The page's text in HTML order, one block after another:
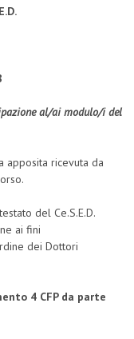
al/ai modulo/i del
apposita ricevuta da
del Ce.S.E.D.
ai fini
dei Dottori
4 CFP da parte